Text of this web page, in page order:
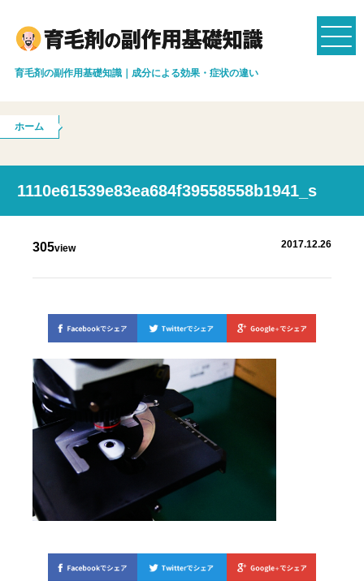
育毛剤の副作用基礎知識｜成分による効果・症状の違い
ホーム
1110e61539e83ea684f39558558b1941_s
305view 2017.12.26